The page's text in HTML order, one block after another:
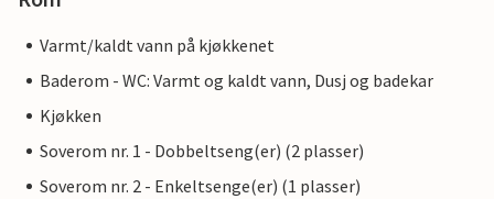
Varmt/kaldt vann på kjøkkenet
Baderom - WC: Varmt og kaldt vann, Dusj og badekar
Kjøkken
Soverom nr. 1 - Dobbeltseng(er) (2 plasser)
Soverom nr. 2 - Enkeltsenge(er) (1 plasser)